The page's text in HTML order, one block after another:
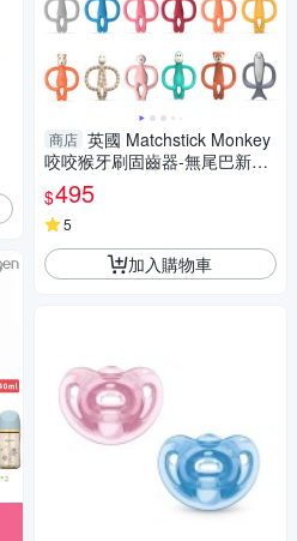
商店 英國 Matchstick Monkey
咬咬猴牙刷固齒器-無尾巴新款
(15色可選)
$495
5
加入購物車